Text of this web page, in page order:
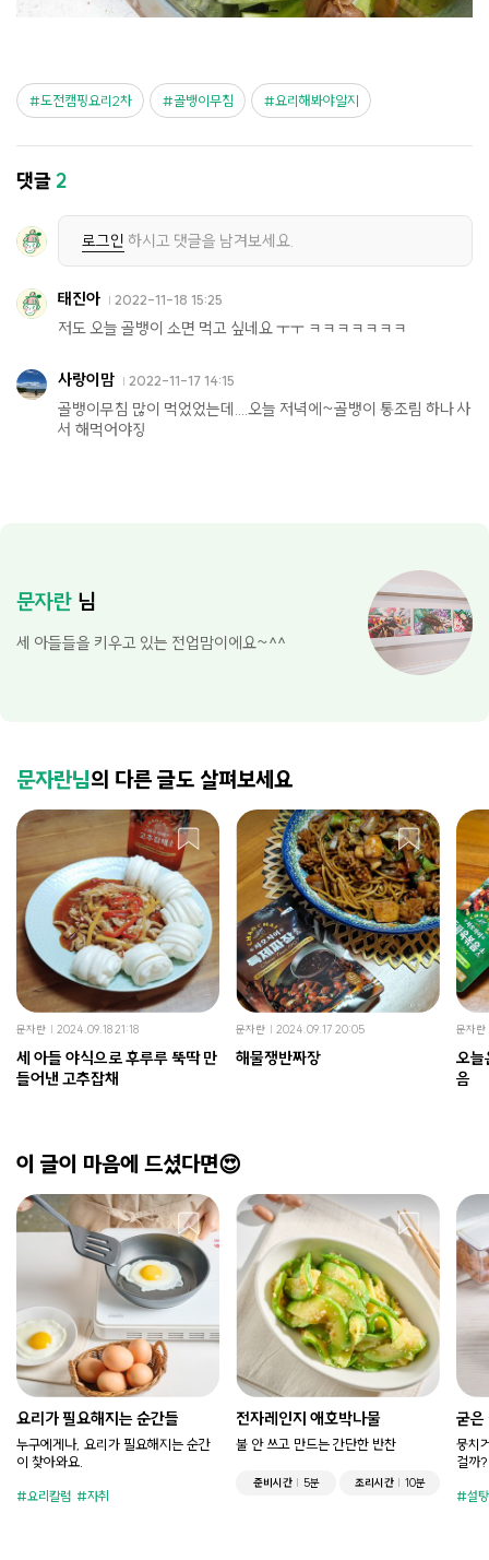
도전캠핑요리2차 골뱅이무침 요리해봐야알지
댓글2
로그인 하시고 댓글을 남겨보세요.
태진아 2022-11-18 15:25
저도 오늘 골뱅이 소면 먹고 싶네요 ㅜㅜ ㅋㅋㅋㅋㅋㅋㅋ
사랑이맘 2022-11-17 14:15
골뱅이무침 많이 먹었었는데....오늘 저녁에~골뱅이 통조림 하나 사
서 해먹어야징
문자란 님
세 아들들을 키우고 있는 전업맘이에요~^^
문자란님의 다른 글도 살펴보세요
문자란 2024.09.18 21:18
세 아들 야식으로 후루루 뚝딱 만
들어낸 고추잡채
문자란 2024.09.17 20:05
해물쟁반짜장
문자란
오늘
음
이 글이 마음에 드셨다면😍
요리가 필요해지는 순간들
누구에게나, 요리가 필요해지는 순간
이 찾아와요.
요리칼럼 자취
전자레인지 애호박나물
불 안 쓰고 만드는 간단한 반찬
준비시간 5분 조리시간 10분
굳은
뭉치
걸까?
설탕